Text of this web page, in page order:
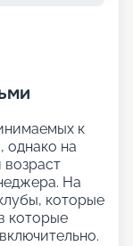
к
однако на
На
которые
которые